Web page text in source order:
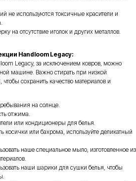
не используются токсичные красители и
на отсутствие иголок и других металлов.
Handloom Legacy:
Legacy, за исключением ковров, можно
машине. Важно стирать при низкой
сохранить качество материалов и
на солнце.
отжима.
или кондиционеры для белья.
косички или бахрома, используйте деликатный
наше специальное мыло, изготовленное из
наши шарики для сушки белья, чтобы